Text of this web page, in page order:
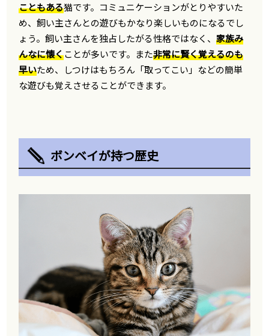
こともある猫です。コミュニケーションがとりやすいた
め、飼い主さんとの遊びもかなり楽しいものになるでし
ょう。飼い主さんを独占したがる性格ではなく、家族み
んなに懐くことが多いです。また非常に賢く覚えるのも
早いため、しつけはもちろん「取ってこい」などの簡単
な遊びも覚えさせることができます。
ボンベイが持つ歴史